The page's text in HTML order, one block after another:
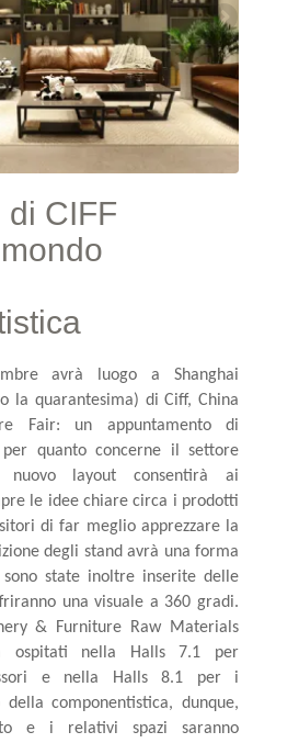
di CIFF
avrà luogo a Shanghai
la quarantesima) di Ciff, China
Fair: un appuntamento di
quanto concerne il settore
nuovo layout consentirà ai
le idee chiare circa i prodotti
di far meglio apprezzare la
degli stand avrà una forma
state inoltre inserite delle
una visuale a 360 gradi.
& Furniture Raw Materials
ospitati nella Halls 7.1 per
e nella Halls 8.1 per i
componentistica, dunque,
e i relativi spazi saranno